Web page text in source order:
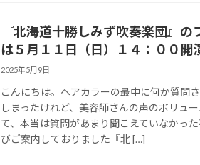
『北海道十勝しみず吹奏楽団』
は５月１１日（日）１４：００開
2025年5月9日
こんにちは。ヘアカラーの最中に何か質問
しまったけれど、美容師さんの声のボリュ
て、本当は質問があまり聞こえていなかっ
びご案内しておりました『北 […]